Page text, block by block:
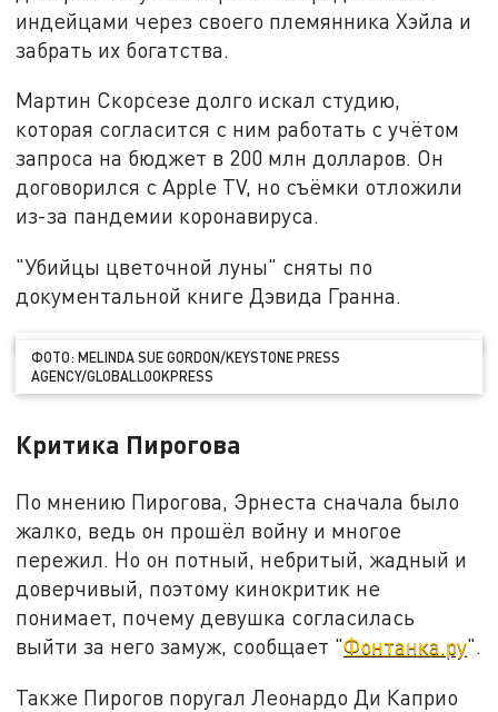
индейцами через своего племянника Хэйла и
забрать их богатства.
Мартин Скорсезе долго искал студию,
которая согласится с ним работать с учётом
запроса на бюджет в 200 млн долларов. Он
договорился с Apple TV, но съёмки отложили
из-за пандемии коронавируса.
"Убийцы цветочной луны" сняты по
документальной книге Дэвида Гранна.
ФОТО: MELINDA SUE GORDON/KEYSTONE PRESS
AGENCY/GLOBALLOOKPRESS
Критика Пирогова
По мнению Пирогова, Эрнеста сначала было
жалко, ведь он прошёл войну и многое
пережил. Но он потный, небритый, жадный и
доверчивый, поэтому кинокритик не
понимает, почему девушка согласилась
выйти за него замуж, сообщает "Фонтанка.ру".
Также Пирогов поругал Леонардо Ди Каприо